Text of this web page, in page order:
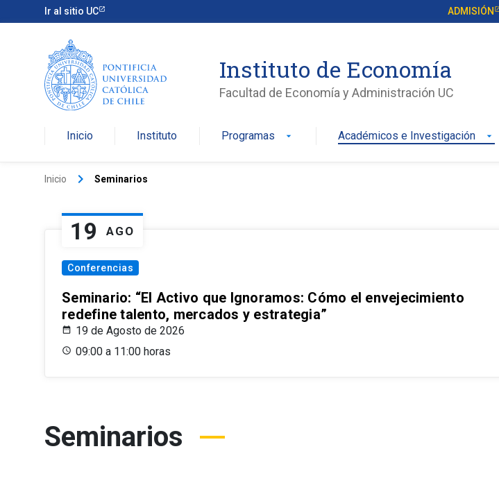
Ir al sitio UC ADMISIÓN
Instituto de Economía
Facultad de Economía y Administración UC
Inicio Instituto Programas arrow_drop_down Académicos e Investigación arrow_drop_down
Inicio keyboard_arrow_right Seminarios
19 AGO
Conferencias
Seminario: “El Activo que Ignoramos: Cómo el envejecimiento
redefine talento, mercados y estrategia”
19 de Agosto de 2026
09:00 a 11:00 horas
Seminarios